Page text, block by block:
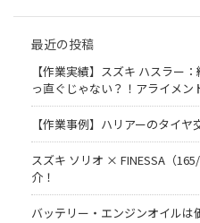
最近の投稿
【作業実績】スズキ ハスラー
っ直ぐじゃない？！アライメン
【作業事例】ハリアーのタイ
スズキ ソリオ × FINESSA（
介！
バッテリー・エンジンオイルは